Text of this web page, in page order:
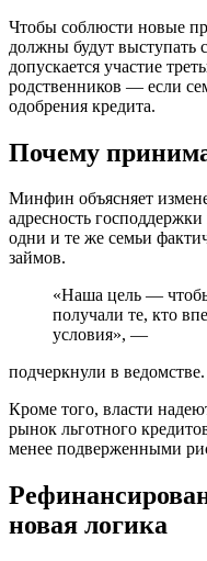
Чтобы соблюсти новые
должны будут
допускается участие
родственников — если
одобрения кредита.
Почему
Минфин объясняет
адресность
одни и те же семьи
займов.
«Наша цель —
получали те, кто
условия», —
подчеркнули в ведомстве.
Кроме того, власти
рынок льготного
менее подверженными
новая логика